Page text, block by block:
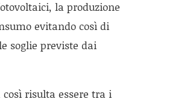
la produzione
evitando così di
soglie previste dai
risulta essere tra i